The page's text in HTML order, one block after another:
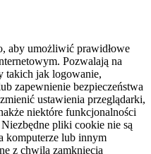
aby umożliwić prawidłowe
Pozwalają na
takich jak logowanie,
zapewnienie bezpieczeństwa
ustawienia przeglądarki,
niektóre funkcjonalności
pliki cookie nie są
komputerze lub innym
z chwilą zamknięcia